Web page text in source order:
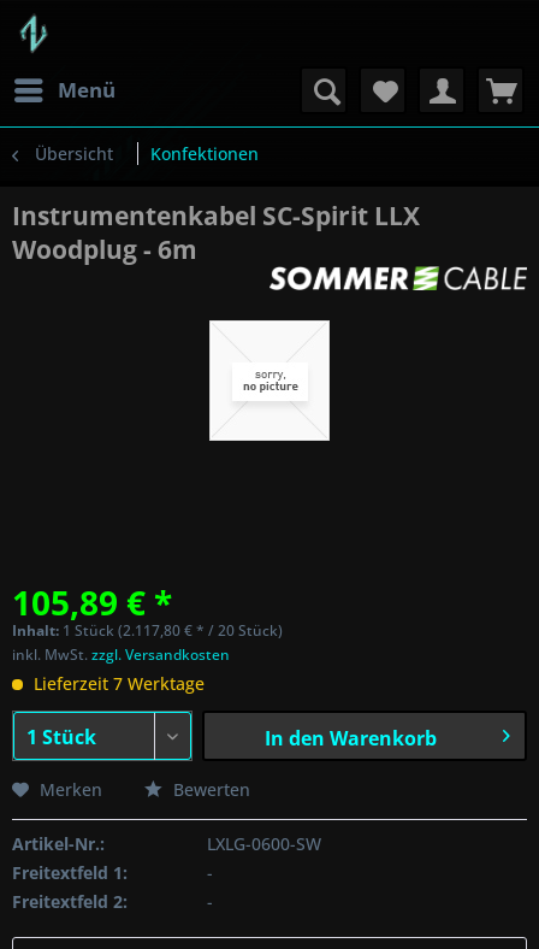
Menü
Übersicht Konfektionen
Instrumentenkabel SC-Spirit LLX
Woodplug - 6m
105,89 € *
Inhalt: 1 Stück (2.117,80 € * / 20 Stück)
inkl. MwSt.zzgl. Versandkosten
Lieferzeit 7 Werktage
In den Warenkorb
Merken Bewerten
Artikel-Nr.:
LXLG-0600-SW
Freitextfeld 1:
-
Freitextfeld 2:
-